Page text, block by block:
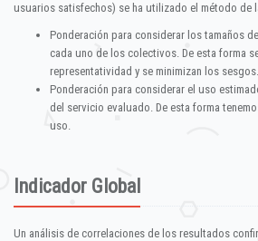
usuarios satisfechos) se ha utilizado el método de
Ponderación para considerar los tamaños
cada uno de los colectivos. De esta forma
representatividad y se minimizan los sesgos.
Ponderación para considerar el uso
del servicio evaluado. De esta forma
uso.
Indicador Global
Un análisis de correlaciones de los resultados